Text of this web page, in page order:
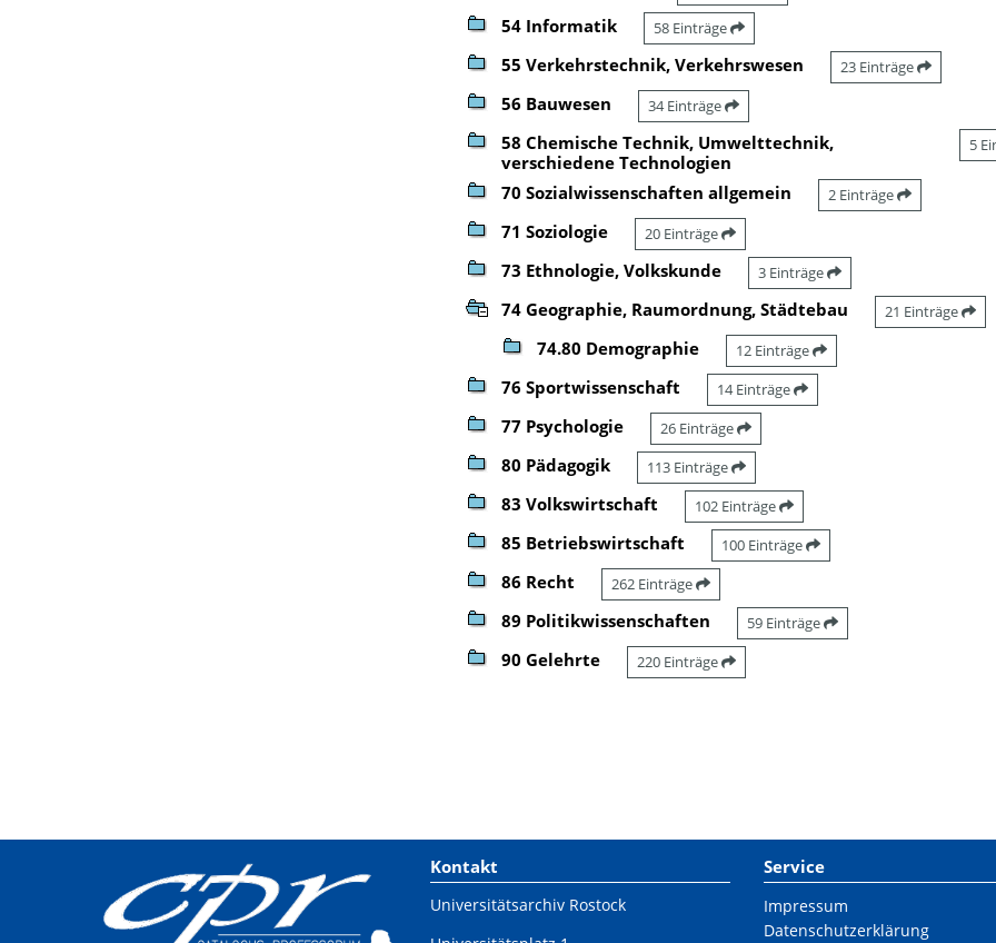
54 Informatik 58 Einträge
55 Verkehrstechnik, Verkehrswesen 23 Einträge
56 Bauwesen 34 Einträge
58 Chemische Technik, Umwelttechnik,
verschiedene Technologien
5
70 Sozialwissenschaften allgemein 2 Einträge
71 Soziologie 20 Einträge
73 Ethnologie, Volkskunde 3 Einträge
74 Geographie, Raumordnung, Städtebau 21 Einträge
74.80 Demographie 12 Einträge
76 Sportwissenschaft 14 Einträge
77 Psychologie 26 Einträge
80 Pädagogik 113 Einträge
83 Volkswirtschaft 102 Einträge
85 Betriebswirtschaft 100 Einträge
86 Recht 262 Einträge
89 Politikwissenschaften 59 Einträge
90 Gelehrte 220 Einträge
Kontakt
Universitätsarchiv Rostock
Service
Impressum
Datenschutzerklärung